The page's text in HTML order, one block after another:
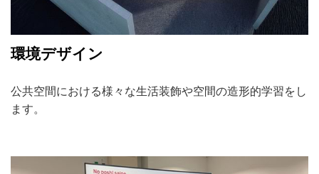
環境デザイン
公共空間における様々な生活装飾や空間の造形的学習をし
ます。